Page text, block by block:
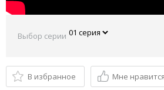
Выбор серии
В избранное Мне нравится